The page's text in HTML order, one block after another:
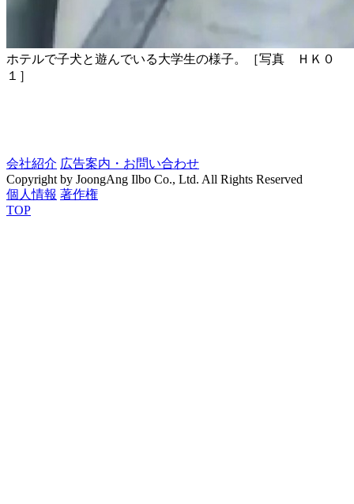
ホテルで子犬と遊んでいる大学生の様子。［写真 ＨＫ０
１］
会社紹介 広告案内・お問い合わせ
Copyright by JoongAng Ilbo Co., Ltd. All Rights Reserved
個人情報 著作権
TOP